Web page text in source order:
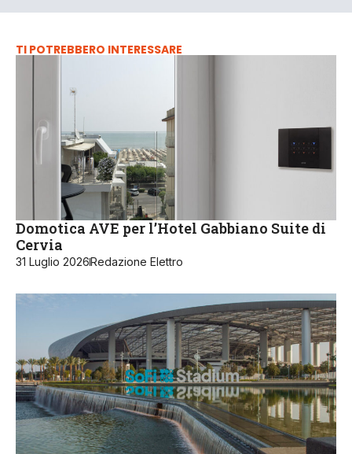
TI POTREBBERO INTERESSARE
Domotica AVE per l’Hotel Gabbiano Suite di
Cervia
31 Luglio 2026Redazione Elettro